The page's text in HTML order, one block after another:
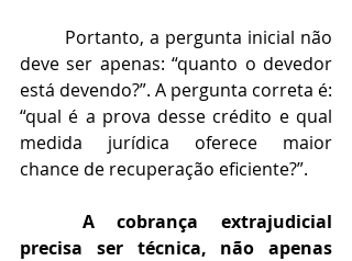
deve ser apenas: “quanto o devedor
está devendo?”. A pergunta correta é:
“qual é a prova desse crédito e qual
medida jurídica oferece maior
chance de recuperação eficiente?”.
precisa ser técnica, não apenas